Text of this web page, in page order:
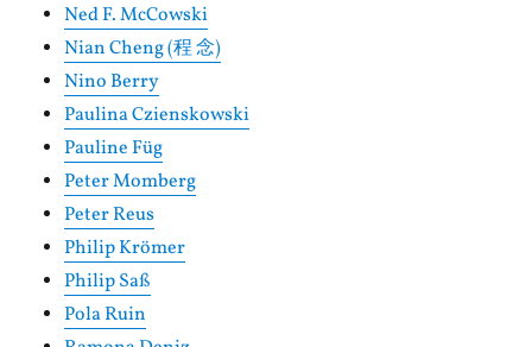
Ned F. McCowski
Nian Cheng (程 念)
Nino Berry
Paulina Czienskowski
Pauline Füg
Peter Momberg
Peter Reus
Philip Krömer
Philip Saß
Pola Ruin